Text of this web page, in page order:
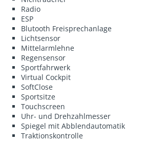
Radio
ESP
Blutooth Freisprechanlage
Lichtsensor
Mittelarmlehne
Regensensor
Sportfahrwerk
Virtual Cockpit
SoftClose
Sportsitze
Touchscreen
Uhr- und Drehzahlmesser
Spiegel mit Abblendautomatik
Traktionskontrolle